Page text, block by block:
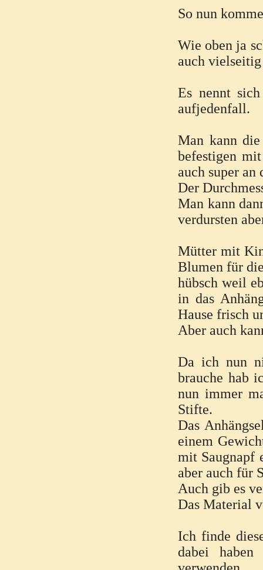
So nun
Wie oben ja
auch
Es nennt
aufjedenfall.
Man kann
befestigen
auch super an
Der
Man kann
verdursten
Mütter mit
Blumen für
hübsch weil
in das
Hause frisch
Aber auch
Da ich nun
brauche hab
nun immer
Stifte.
Das
einem
mit Saugnapf
aber auch für
Auch gib es
Das Material
Ich finde
dabei